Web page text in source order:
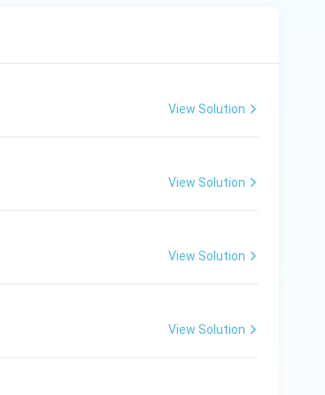
View Solution
View Solution
View Solution
View Solution